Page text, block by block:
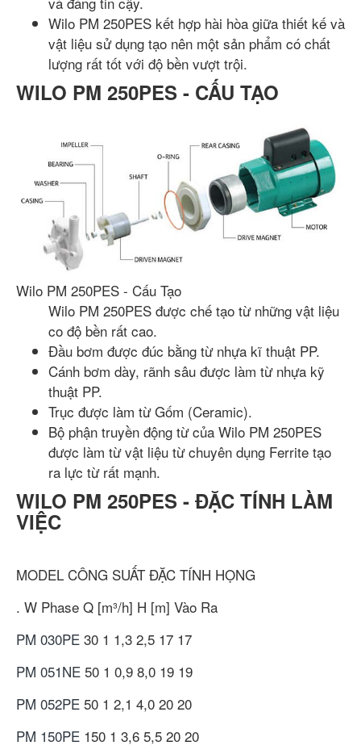
Wilo PM 250PES kết hợp hài hòa giữa thiết kế và
vật liệu sử dụng tạo nên một sản phẩm có chất
lượng rất tốt với độ bền vượt trội.
WILO PM 250PES - CẤU TẠO
Wilo PM 250PES - Cấu Tạo
Wilo PM 250PES được chế tạo từ những vật liệu
co độ bền rất cao.
Đầu bơm được đúc bằng từ nhựa kĩ thuật PP.
Cánh bơm dày, rãnh sâu được làm từ nhựa kỹ
thuật PP.
Trục được làm từ Gốm (Ceramic).
Bộ phận truyền động từ của Wilo PM 250PES
được làm từ vật liệu từ chuyên dụng Ferrite tạo
ra lực từ rất mạnh.
WILO PM 250PES - ĐẶC TÍNH LÀM
VIỆC
MODEL CÔNG SUẤT ĐẶC TÍNH HỌNG
. W Phase Q [m³/h] H [m] Vào Ra
PM 030PE 30 1 1,3 2,5 17 17
PM 051NE 50 1 0,9 8,0 19 19
PM 052PE 50 1 2,1 4,0 20 20
PM 150PE 150 1 3,6 5,5 20 20